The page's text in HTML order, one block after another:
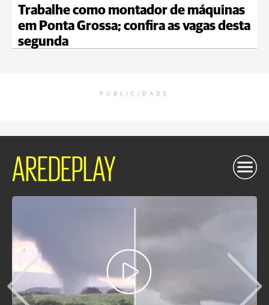
Trabalhe como montador de máquinas
em Ponta Grossa; confira as vagas desta
segunda
PUBLICIDADE
AREDEPLAY